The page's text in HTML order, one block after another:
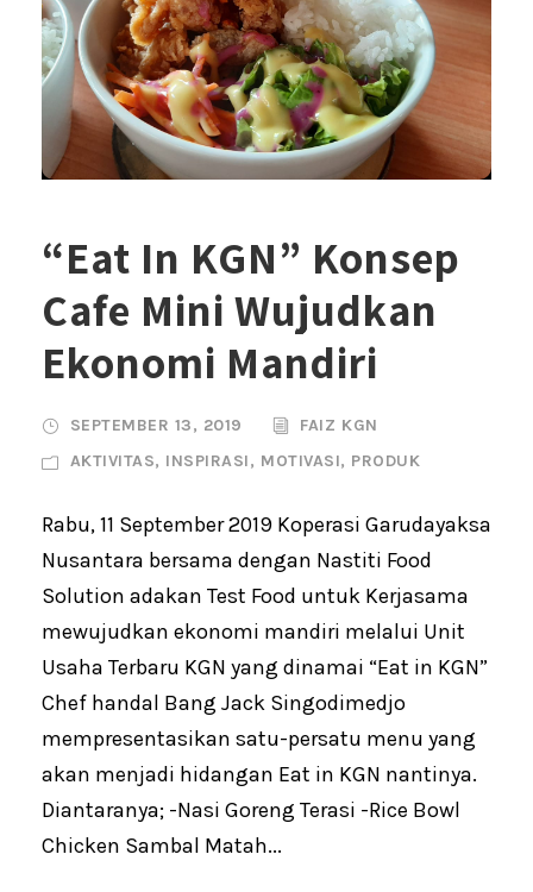
“Eat In KGN” Konsep
Cafe Mini Wujudkan
Ekonomi Mandiri
SEPTEMBER 13, 2019
FAIZ KGN
AKTIVITAS, INSPIRASI, MOTIVASI, PRODUK
Rabu, 11 September 2019 Koperasi Garudayaksa
Nusantara bersama dengan Nastiti Food
Solution adakan Test Food untuk Kerjasama
mewujudkan ekonomi mandiri melalui Unit
Usaha Terbaru KGN yang dinamai “Eat in KGN”
Chef handal Bang Jack Singodimedjo
mempresentasikan satu-persatu menu yang
akan menjadi hidangan Eat in KGN nantinya.
Diantaranya; -Nasi Goreng Terasi -Rice Bowl
Chicken Sambal Matah...